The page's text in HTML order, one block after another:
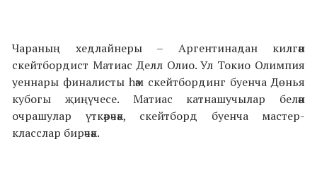
Чараның хедлайнеры – Аргентинадан килгән
скейтбордист Матиас Делл Олио. Ул Токио Олимпия
уеннары финалисты һәм скейтбординг буенча Дөнья
кубогы җиңүчесе. Матиас катнашучылар белән
очрашулар үткәрәчәк, скейтборд буенча мастер-
класслар бирәчәк.